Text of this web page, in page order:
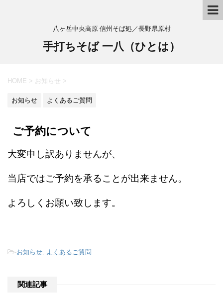
八ヶ岳中央高原 信州そば処／長野県原村
手打ちそば 一八（ひとは）
HOME > お知らせ >
お知らせ よくあるご質問
ご予約について
大変申し訳ありませんが、
当店ではご予約を承ることが出来ません。
よろしくお願い致します。
-お知らせ よくあるご質問
関連記事